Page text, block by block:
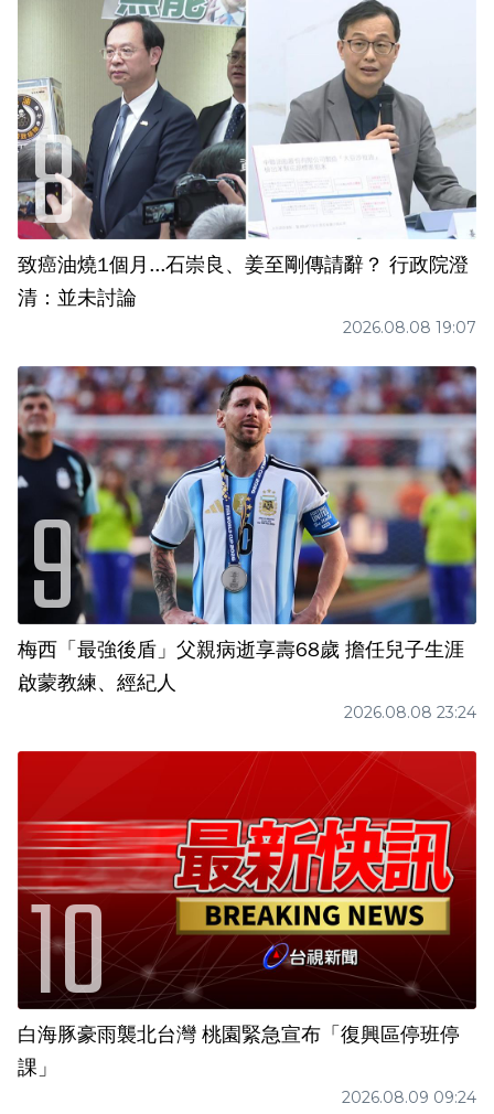
致癌油燒1個月...石崇良、姜至剛傳請辭？ 行政院澄
清：並未討論
2026.08.08 19:07
梅西「最強後盾」父親病逝享壽68歲 擔任兒子生涯
啟蒙教練、經紀人
2026.08.08 23:24
白海豚豪雨襲北台灣 桃園緊急宣布「復興區停班停
課」
2026.08.09 09:24